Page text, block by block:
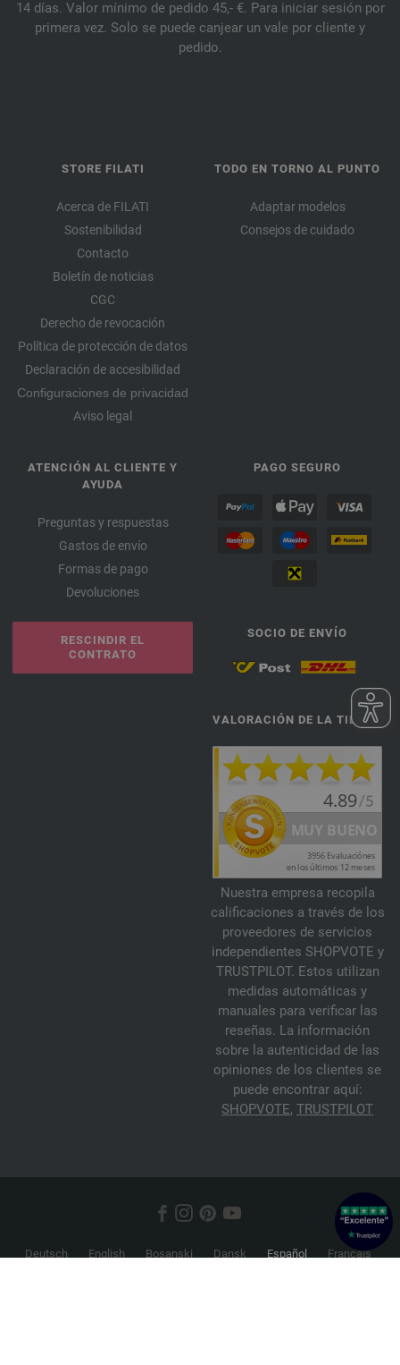
14 días. Valor mínimo de pedido 45,- €. Para iniciar sesión por
primera vez. Solo se puede canjear un vale por cliente y
pedido.
STORE FILATI
Acerca de FILATI
Sostenibilidad
Contacto
Boletín de noticias
CGC
Derecho de revocación
Política de protección de datos
Declaración de accesibilidad
Configuraciones de privacidad
Aviso legal
TODO EN TORNO AL PUNTO
Adaptar modelos
Consejos de cuidado
ATENCIÓN AL CLIENTE Y
AYUDA
Preguntas y respuestas
Gastos de envío
Formas de pago
Devoluciones
RESCINDIR EL
CONTRATO
PAGO SEGURO
SOCIO DE ENVÍO
VALORACIÓN DE LA TIENDA
Nuestra empresa recopila
calificaciones a través de los
proveedores de servicios
independientes SHOPVOTE y
TRUSTPILOT. Estos utilizan
medidas automáticas y
manuales para verificar las
reseñas. La información
sobre la autenticidad de las
opiniones de los clientes se
puede encontrar aquí:
SHOPVOTE, TRUSTPILOT
Deutsch English Bosanski Dansk Español
Français